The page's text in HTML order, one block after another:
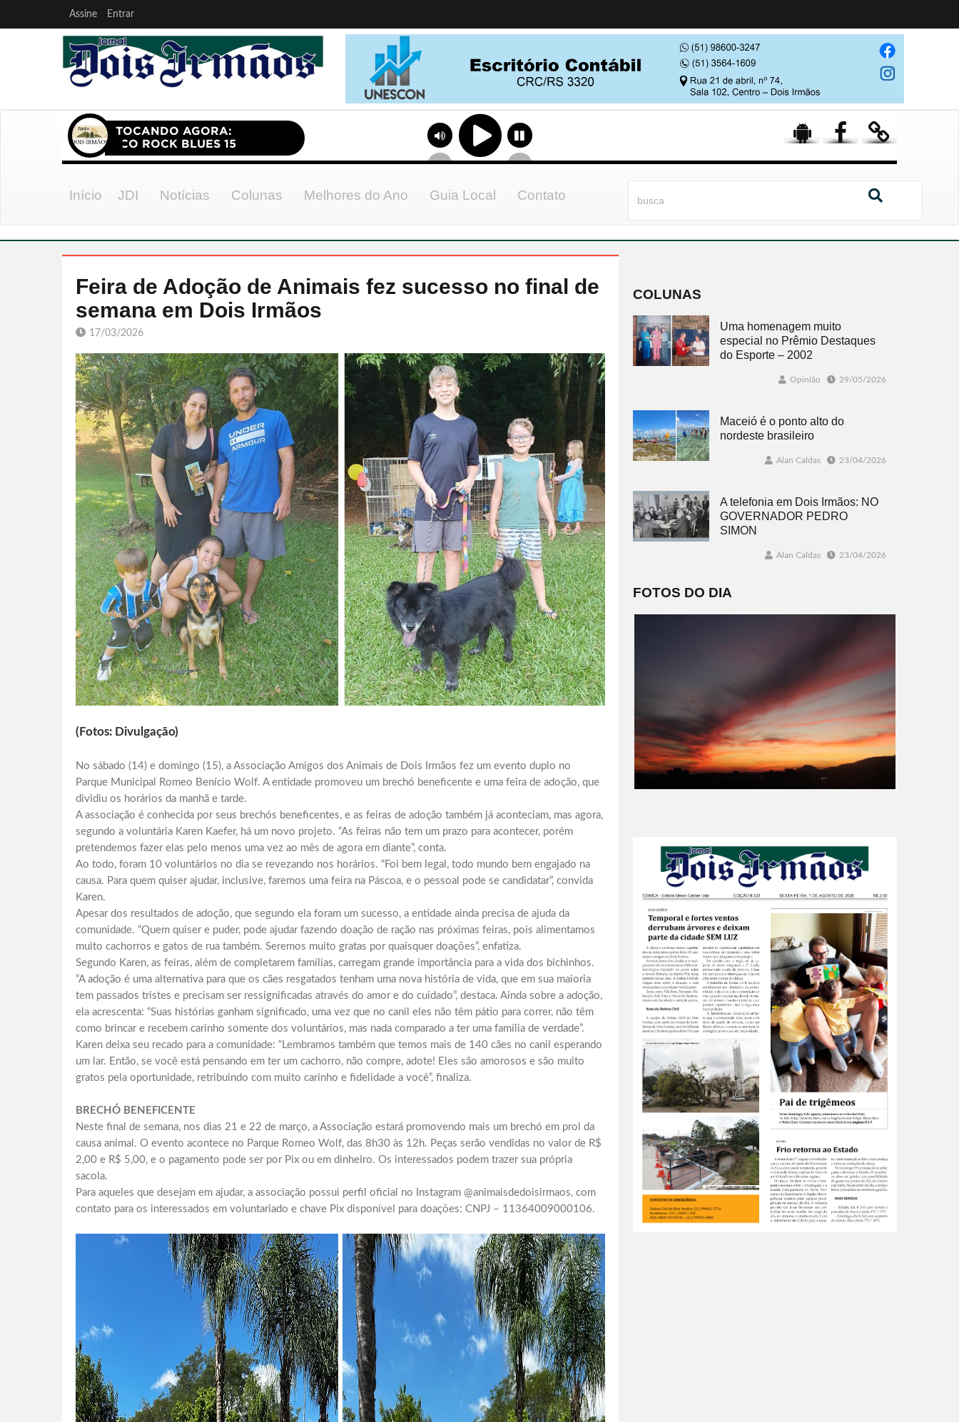
Assine Entrar
Início JDI Notícias Colunas Melhores do Ano Guia Local Contato
Feira de Adoção de Animais fez sucesso no final de
semana em Dois Irmãos
17/03/2026
(Fotos: Divulgação)
No sábado (14) e domingo (15), a Associação Amigos dos Animais de Dois Irmãos fez um evento duplo no
Parque Municipal Romeo Benício Wolf. A entidade promoveu um brechó beneficente e uma feira de adoção, que
dividiu os horários da manhã e tarde.
A associação é conhecida por seus brechós beneficentes, e as feiras de adoção também já aconteciam, mas agora,
segundo a voluntária Karen Kaefer, há um novo projeto. “As feiras não tem um prazo para acontecer, porém
pretendemos fazer elas pelo menos uma vez ao mês de agora em diante”, conta.
Ao todo, foram 10 voluntários no dia se revezando nos horários. “Foi bem legal, todo mundo bem engajado na
causa. Para quem quiser ajudar, inclusive, faremos uma feira na Páscoa, e o pessoal pode se candidatar”, convida
Karen.
Apesar dos resultados de adoção, que segundo ela foram um sucesso, a entidade ainda precisa de ajuda da
comunidade. “Quem quiser e puder, pode ajudar fazendo doação de ração nas próximas feiras, pois alimentamos
muito cachorros e gatos de rua também. Seremos muito gratas por quaisquer doações”, enfatiza.
Segundo Karen, as feiras, além de completarem famílias, carregam grande importância para a vida dos bichinhos.
“A adoção é uma alternativa para que os cães resgatados tenham uma nova história de vida, que em sua maioria
tem passados tristes e precisam ser ressignificadas através do amor e do cuidado”, destaca. Ainda sobre a adoção,
ela acrescenta: “Suas histórias ganham significado, uma vez que no canil eles não têm pátio para correr, não têm
como brincar e recebem carinho somente dos voluntários, mas nada comparado a ter uma família de verdade”.
Karen deixa seu recado para a comunidade: “Lembramos também que temos mais de 140 cães no canil esperando
um lar. Então, se você está pensando em ter um cachorro, não compre, adote! Eles são amorosos e são muito
gratos pela oportunidade, retribuindo com muito carinho e fidelidade a você”, finaliza.
BRECHÓ BENEFICENTE
Neste final de semana, nos dias 21 e 22 de março, a Associação estará promovendo mais um brechó em prol da
causa animal. O evento acontece no Parque Romeo Wolf, das 8h30 às 12h. Peças serão vendidas no valor de R$
2,00 e R$ 5,00, e o pagamento pode ser por Pix ou em dinheiro. Os interessados podem trazer sua própria
sacola.
Para aqueles que desejam em ajudar, a associação possui perfil oficial no Instagram @animaisdedoisirmaos, com
contato para os interessados em voluntariado e chave Pix disponível para doações: CNPJ – 11364009000106.
COLUNAS
Uma homenagem muito
especial no Prêmio Destaques
do Esporte – 2002
Opinião 29/05/2026
Maceió é o ponto alto do
nordeste brasileiro
Alan Caldas 23/04/2026
A telefonia em Dois Irmãos: NO
GOVERNADOR PEDRO
SIMON
Alan Caldas 23/04/2026
FOTOS DO DIA